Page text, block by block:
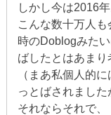
しかし今は2016年
こんな数十万人
時のDoblogみた
ばしたとはあまり
（まあ私個人的
っとばされました
それならそれで